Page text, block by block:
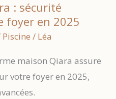
: sécurité
foyer en 2025
Piscine / Léa
maison Qiara assure
votre foyer en 2025,